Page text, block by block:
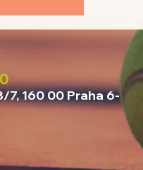
7, 160 00 Praha 6-